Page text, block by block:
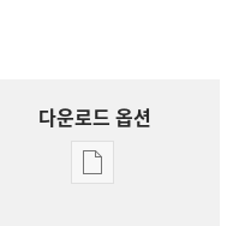
다운로드 옵션
출판물